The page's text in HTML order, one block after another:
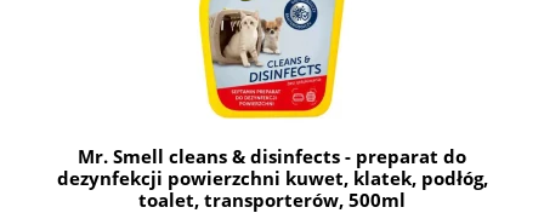
Mr. Smell cleans & disinfects - preparat do
dezynfekcji powierzchni kuwet, klatek, podłóg,
toalet, transporterów, 500ml